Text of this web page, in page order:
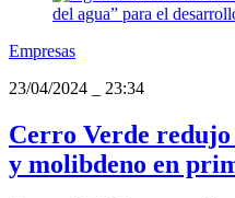
Empresas
23/04/2024
23:34
Cerro Verde
y molibdeno en